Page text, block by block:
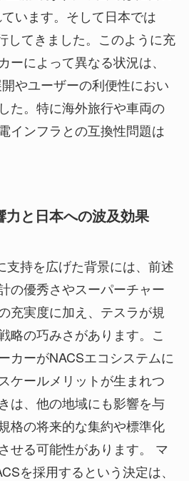
います。そして日本では
してきました。このように充
ーによって異なる状況は、
やユーザーの利便性におい
た。特に海外旅行や車両の
インフラとの互換性問題は
力と日本への波及効果
支持を広げた背景には、前述
の優秀さやスーパーチャー
充実度に加え、テスラが規
略の巧みさがあります。こ
カーがNACSエコシステムに
ケールメリットが生まれつ
は、他の地域にも影響を与
格の将来的な集約や標準化
せる可能性があります。 マ
を採用するという決定は、